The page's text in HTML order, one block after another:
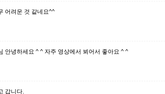
어려운 것 같네요^^
안녕하세요 ^ ^ 자주 영상에서 뵈어서 좋아요 ^ ^
갑니다.